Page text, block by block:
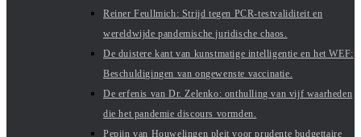
Reiner Feullmich: Strijd tegen PCR-testvaliditeit en
wereldwijde pandemische juridische chaos.
De duistere kant van kunstmatige intelligentie en het WEF:
Beschuldigingen van ongewenste vaccinatie.
De erfenis van Dr. Zelenko: onthulling van vijf waarheden
die het pandemie discours vormden.
Pepijn van Houwelingen pleit voor prudente budgettaire